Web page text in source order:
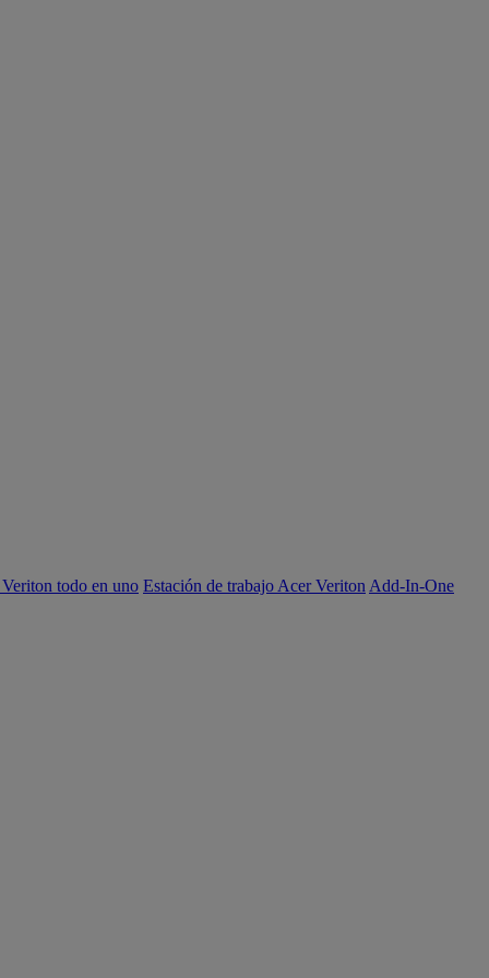
todo en uno Estación de trabajo Acer Veriton Add-In-One